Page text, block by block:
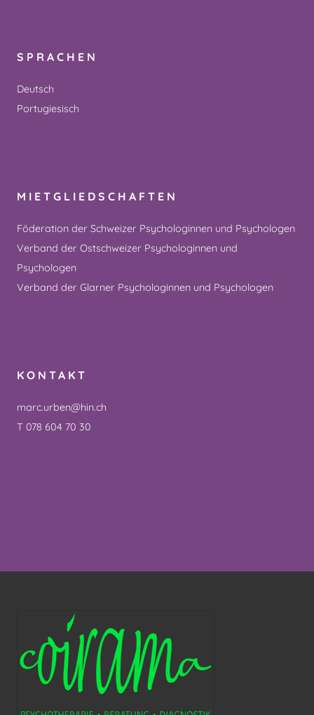
SPRACHEN
Deutsch
Portugiesisch
MIETGLIEDSCHAFTEN
Föderation der Schweizer Psychologinnen und Psychologen
Verband der Ostschweizer Psychologinnen und
Psychologen
Verband der Glarner Psychologinnen und Psychologen
KONTAKT
marc.urben@hin.ch
T 078 604 70 30